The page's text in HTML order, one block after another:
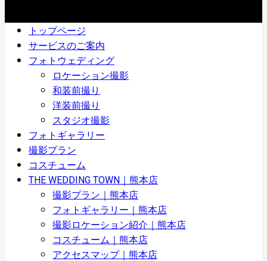
トップページ
サービスのご案内
フォトウェディング
ロケーション撮影
和装前撮り
洋装前撮り
スタジオ撮影
フォトギャラリー
撮影プラン
コスチューム
THE WEDDING TOWN｜熊本店
撮影プラン｜熊本店
フォトギャラリー｜熊本店
撮影ロケーション紹介｜熊本店
コスチューム｜熊本店
アクセスマップ｜熊本店